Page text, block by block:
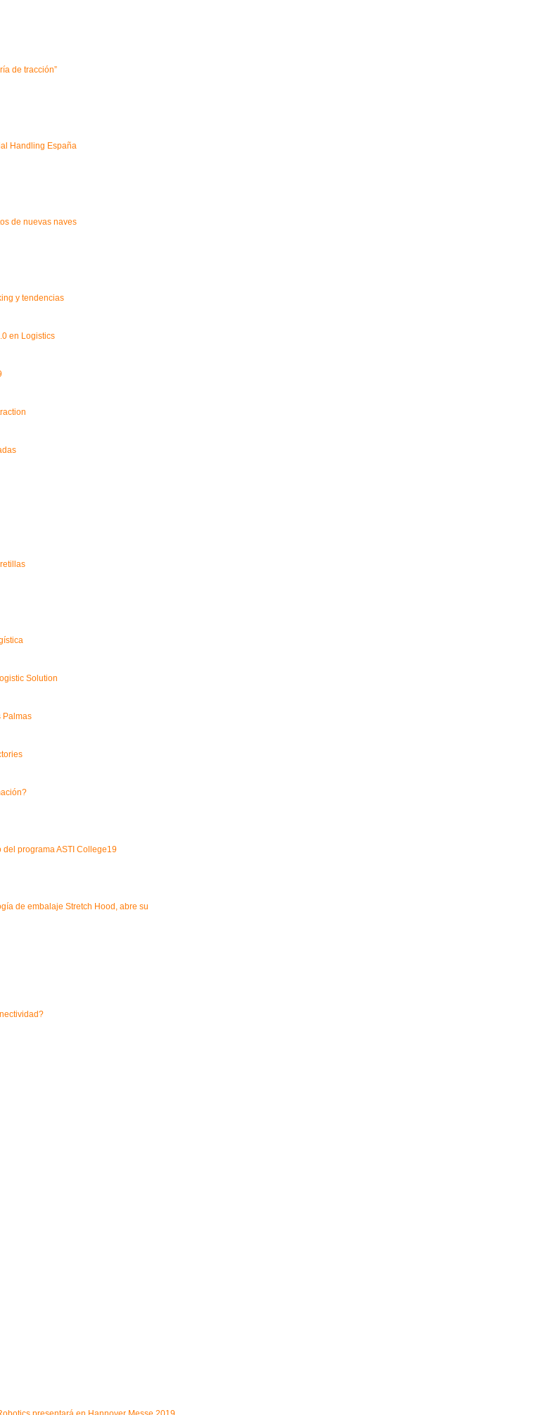
de tracción”
Handling España
de nuevas naves
y tendencias
en Logistics
Solution
Palmas
programa ASTI College19
de embalaje Stretch Hood, abre su